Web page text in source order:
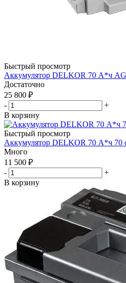
Быстрый просмотр
Аккумулятор DELKOR 70 А*ч
Достаточно
25 800 ₽
-
+
В корзину
Быстрый просмотр
Аккумулятор DELKOR 70 А*ч 70
Много
11 500 ₽
-
+
В корзину